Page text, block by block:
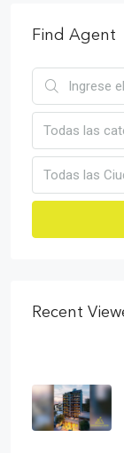
Find Agent
Todas las
Todas las
Recent